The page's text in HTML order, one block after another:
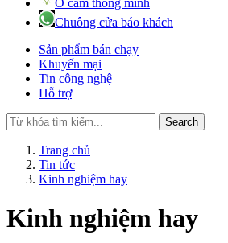
Ổ cắm thông minh
Chuông cửa báo khách
Sản phẩm bán chạy
Khuyến mại
Tin công nghệ
Hỗ trợ
Search
Trang chủ
Tin tức
Kinh nghiệm hay
Kinh nghiệm hay